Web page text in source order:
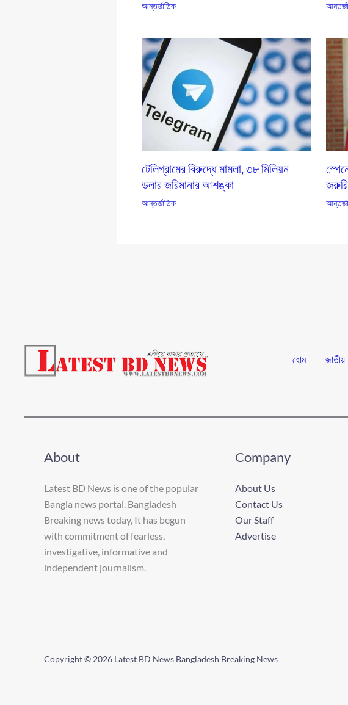
আন্তর্জাতিক
টেলিগ্রামের বিরুদ্ধে মামলা, ৩৮ মিলিয়ন
ডলার জরিমানার আশঙ্কা
আন্তর্জাতিক
হোম জাতীয়
About
Latest BD News is one of the popular
Bangla news portal. Bangladesh
Breaking news today, It has begun
with commitment of fearless,
investigative, informative and
independent journalism.
Company
About Us
Contact Us
Our Staff
Advertise
Copyright © 2026 Latest BD News Bangladesh Breaking News